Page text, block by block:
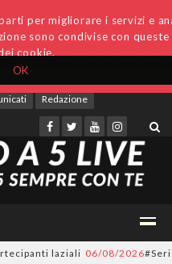
OK
per migliorare i servizi e
sono condivise con
cookie.
Redazione
laziali 06/08/2026